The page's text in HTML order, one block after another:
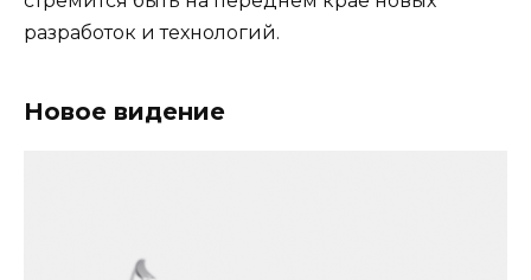
разработок и технологий.
Новое видение